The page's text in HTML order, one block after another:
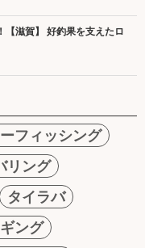
【滋賀】 好釣果を支えたロ
フィッシング
リング
タイラバ
ング